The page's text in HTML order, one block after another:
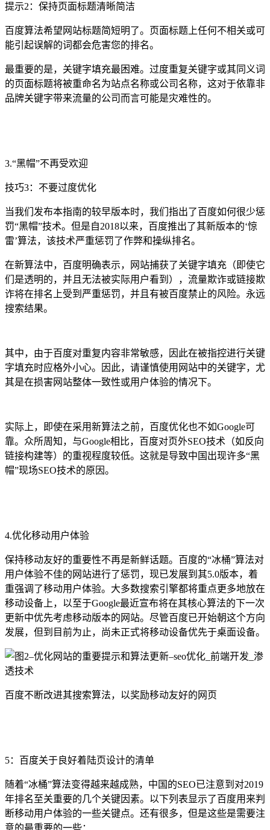
提示2：保持页面标题清晰简洁
百度算法希望网站标题简短明了。页面标题上任何不相关或可
能引起误解的词都会危害您的排名。
最重要的是，关键字填充最困难。过度重复关键字或其同义词
的页面标题将被重命名为站点名称或公司名称，这对于依靠非
品牌关键字带来流量的公司而言可能是灾难性的。
3.“黑帽”不再受欢迎
技巧3：不要过度优化
当我们发布本指南的较早版本时，我们指出了百度如何很少惩
罚“黑帽”技术。但是自2018以来，百度推出了其新版本的‘惊
雷’算法，该技术严重惩罚了作弊和操纵排名。
在新算法中，百度明确表示，网站捕获了关键字填充（即使它
们是透明的，并且无法被实际用户看到），流量欺诈或链接欺
诈将在排名上受到严重惩罚，并且有被百度禁止的风险。永远
搜索结果。
其中，由于百度对重复内容非常敏感，因此在被指控进行关键
字填充时应格外小心。因此，请谨慎使用网站中的关键字，尤
其是在损害网站整体一致性或用户体验的情况下。
实际上，即使在采用新算法之前，百度优化也不如Google可
靠。众所周知，与Google相比，百度对页外SEO技术（如反向
链接构建等）的重视程度较低。这就是导致中国出现许多“黑
帽”现场SEO技术的原因。
4.优化移动用户体验
保持移动友好的重要性不再是新鲜话题。百度的“冰桶”算法对
用户体验不佳的网站进行了惩罚，现已发展到其5.0版本，着
重强调了移动用户体验。大多数搜索引擎都将重点更多地放在
移动设备上，以至于Google最近宣布将在其核心算法的下一次
更新中优先考虑移动版本的网站。尽管百度已开始朝这个方向
发展，但到目前为止，尚未正式将移动设备优先于桌面设备。
百度不断改进其搜索算法，以奖励移动友好的网页
5：百度关于良好着陆页设计的清单
随着“冰桶”算法变得越来越成熟，中国的SEO已注意到对2019
年排名至关重要的几个关键因素。以下列表显示了百度用来判
断移动用户体验的一些关键点。还有很多，但是这些是需要注
意的最重要的一些：